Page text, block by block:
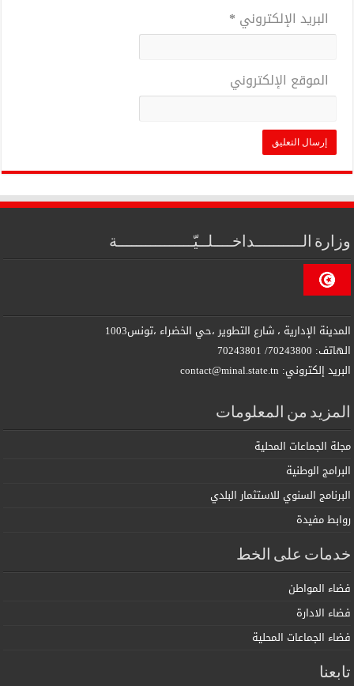
البريد الإلكتروني *
الموقع الإلكتروني
وزارة الــــــــــداخــــلــيّــــــــــــــــة
المدينة الإدارية ، شارع التطوير ،حي الخضراء ،تونس1003
الهاتف: 70243800/ 70243801
البريد إلكتروني: contact@minal.state.tn
المزيد من المعلومات
مجلة الجماعات المحلية
البرامج الوطنية
البرنامج السنوي للاستثمار البلدي
روابط مفيدة
خدمات على الخط
فضاء المواطن
فضاء الادارة
فضاء الجماعات المحلية
تابعنا